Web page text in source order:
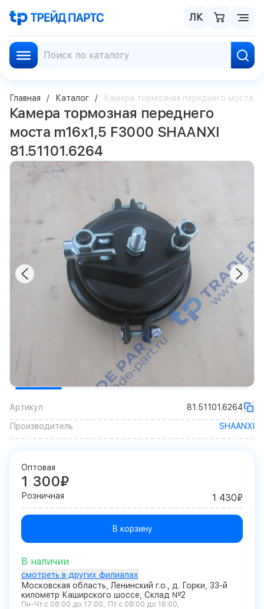
ЛК
Главная Каталог Камера тормозная переднего моста
Камера тормозная переднего
моста m16x1,5 F3000 SHAANXI
81.51101.6264
Артикул
81.51101.6264
Производитель
SHAANXI
Оптовая
1 300₽
Розничная 1 430₽
В корзину
В наличии
смотреть в других филиалах
Московская область, Ленинский г.о., д. Горки, 33-й
километр Каширского шоссе, Склад №2
Пн-Чт с 08:00 до 17:00
Пт с 08:00 до 16:00